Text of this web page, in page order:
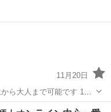
11月20日
ら大人まで可能です 1対1
んの教材提供すれば、教
ワンコイン